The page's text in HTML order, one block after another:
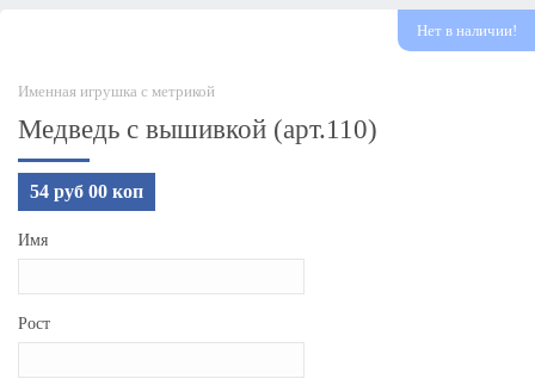
Нет в наличии!
Именная игрушка с метрикой
Медведь с вышивкой (арт.110)
54 руб 00 коп
Имя
Рост